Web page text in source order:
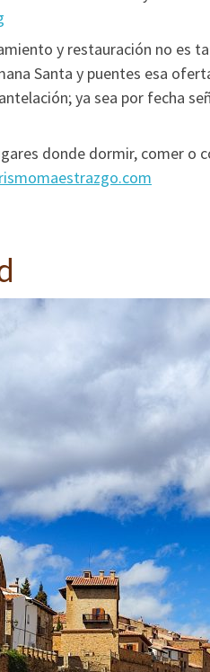
y restauración no es
Santa y puentes esa
ya sea por fecha
donde dormir, comer o